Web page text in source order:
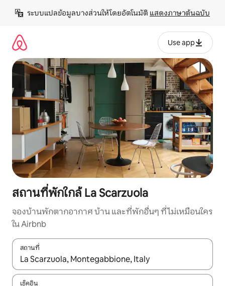
เนื้อหา
ระบบแปลข้อมูลบางส่วนให้โดยอัตโนมัติ แสดงภาษาต้นฉบับ
Use app
สถานที่พักใกล้ La Scarzuola
จองบ้านพักตากอากาศ บ้าน และที่พักอื่นๆ ที่ไม่เหมือนใคร
ใน Airbnb
สถานที่
ใช้ลูกศรขึ้นลง หรือใช้การสัมผัสหรือปัด เพื่อสำรวจผลการค้นหา
เช็คอิน